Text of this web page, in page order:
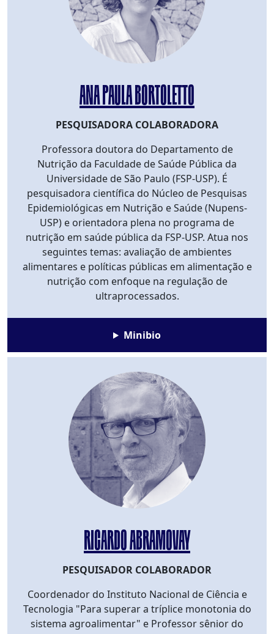
ANA PAULA BORTOLETTO
PESQUISADORA COLABORADORA
Professora doutora do Departamento de
Nutrição da Faculdade de Saúde Pública da
Universidade de São Paulo (FSP-USP). É
pesquisadora científica do Núcleo de Pesquisas
Epidemiológicas em Nutrição e Saúde (Nupens-
USP) e orientadora plena no programa de
nutrição em saúde pública da FSP-USP. Atua nos
seguintes temas: avaliação de ambientes
alimentares e políticas públicas em alimentação e
nutrição com enfoque na regulação de
ultraprocessados.
Minibio
RICARDO ABRAMOVAY
PESQUISADOR COLABORADOR
Coordenador do Instituto Nacional de Ciência e
Tecnologia "Para superar a tríplice monotonia do
sistema agroalimentar" e Professor sênior do